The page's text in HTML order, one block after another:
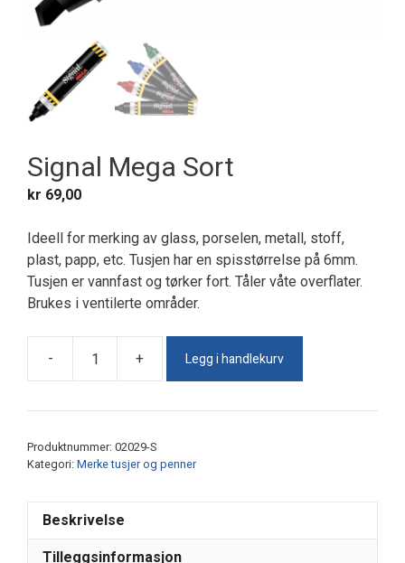
Signal Mega Sort
kr 69,00
Ideell for merking av glass, porselen, metall, stoff,
plast, papp, etc. Tusjen har en spisstørrelse på 6mm.
Tusjen er vannfast og tørker fort. Tåler våte overflater.
Brukes i ventilerte områder.
-
Signal
Sort
+ Legg i handlekurv
Produktnummer: 02029-S
Kategori: Merke tusjer og penner
Beskrivelse
Tilleggsinformasjon